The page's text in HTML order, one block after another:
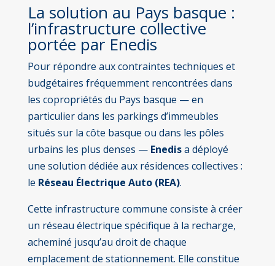
La solution au Pays basque :
l’infrastructure collective
portée par Enedis
Pour répondre aux contraintes techniques et
budgétaires fréquemment rencontrées dans
les copropriétés du Pays basque — en
particulier dans les parkings d’immeubles
situés sur la côte basque ou dans les pôles
urbains les plus denses — Enedisa déployé
une solution dédiée aux résidences collectives :
le Réseau Électrique Auto (REA).
Cette infrastructure commune consiste à créer
un réseau électrique spécifique à la recharge,
acheminé jusqu’au droit de chaque
emplacement de stationnement. Elle constitue